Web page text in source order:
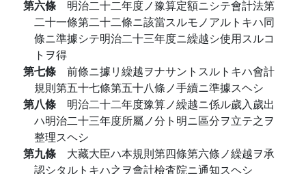
第六條 明治二十二年度ノ豫算定額ニシテ會計法第
二十一條第二十二條ニ該當スルモノアルトキハ同
條ニ準據シテ明治二十三年度ニ繰越シ使用スルコ
トヲ得
第七條 前條ニ據リ繰越ヲナサントスルトキハ會計
規則第五十七條第五十八條ノ手續ニ準據スヘシ
第八條 明治二十二年度豫算ノ繰越ニ係ル歲入歲出
ハ明治二十三年度所屬ノ分ト明ニ區分ヲ立テ之ヲ
整理スヘシ
第九條 大藏大臣ハ本規則第四條第六條ノ繰越ヲ承
認シタルトキハ之ヲ會計檢査院ニ通知スヘシ